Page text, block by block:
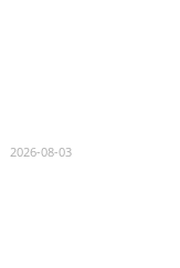
2026-08-03